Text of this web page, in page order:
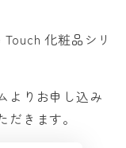
化粧品シリ
よりお申し込み
きます。